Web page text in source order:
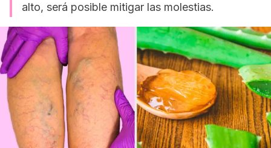
alto, será posible mitigar las molestias.